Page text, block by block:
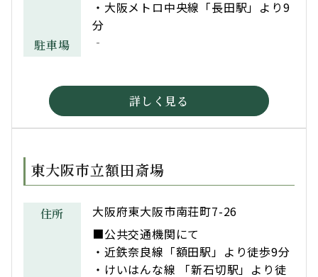
・大阪メトロ中央線「長田駅」より9
分
駐車場 ‐
詳しく見る
東大阪市立額田斎場
住所 大阪府東大阪市南荘町7-26
■公共交通機関にて
・近鉄奈良線「額田駅」より徒歩9分
・けいはんな線 「新石切駅」より徒